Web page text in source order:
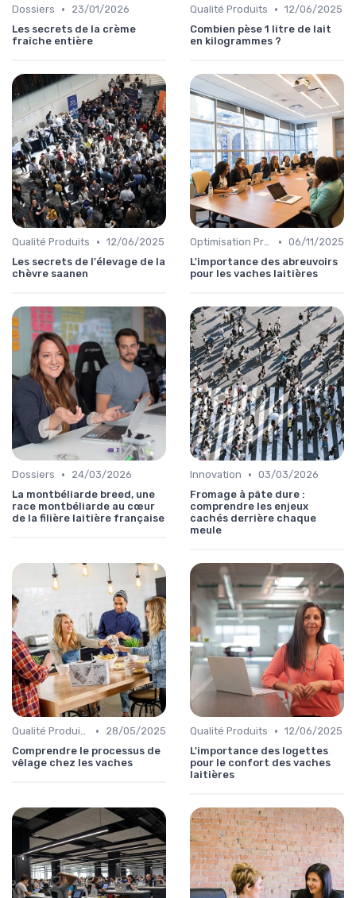
Dossiers •
23/01/2026
Les secrets de la crème
fraîche entière
Qualité Produits • 12/06/2025
Combien pèse 1 litre de lait
en kilogrammes ?
Qualité Produits • 12/06/2025
Les secrets de l'élevage de la
chèvre saanen
Optimisation Production • 06/11/2025
L'importance des abreuvoirs
pour les vaches laitières
Dossiers •
24/03/2026
La montbéliarde breed, une
race montbéliarde au cœur
de la filière laitière française
Innovation • 03/03/2026
Fromage à pâte dure :
comprendre les enjeux
cachés derrière chaque
meule
Qualité Produits •
28/05/2025
Comprendre le processus de
vêlage chez les vaches
Qualité Produits • 12/06/2025
L'importance des logettes
pour le confort des vaches
laitières